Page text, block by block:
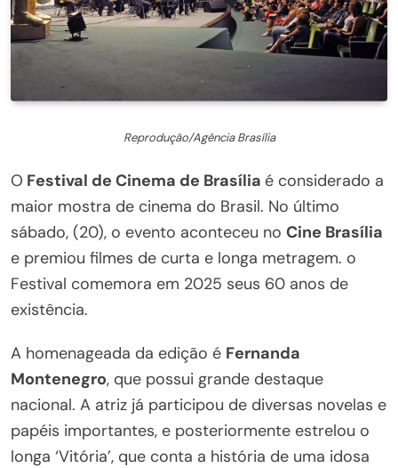
Reprodução/Agência Brasília
O Festival de Cinema de Brasília é considerado a
maior mostra de cinema do Brasil. No último
sábado, (20), o evento aconteceu no Cine Brasília
e premiou filmes de curta e longa metragem. o
Festival comemora em 2025 seus 60 anos de
existência.
A homenageada da edição é Fernanda
Montenegro, que possui grande destaque
nacional. A atriz já participou de diversas novelas e
papéis importantes, e posteriormente estrelou o
longa ‘Vitória’, que conta a história de uma idosa